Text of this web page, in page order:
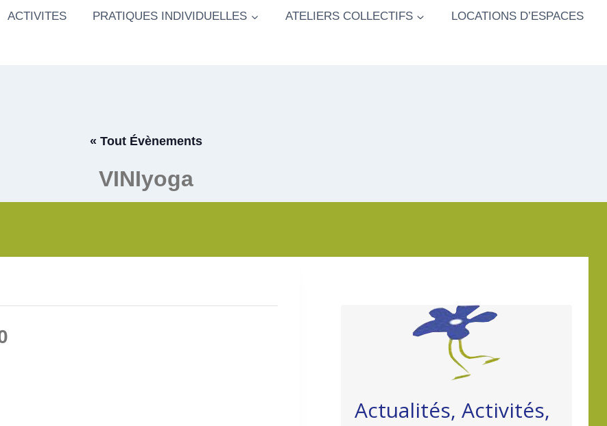
ACTIVITES PRATIQUES INDIVIDUELLES ATELIERS COLLECTIFS LOCATIONS D’ESPACES
« Tout Évènements
VINIyoga
Actualités, Activités,